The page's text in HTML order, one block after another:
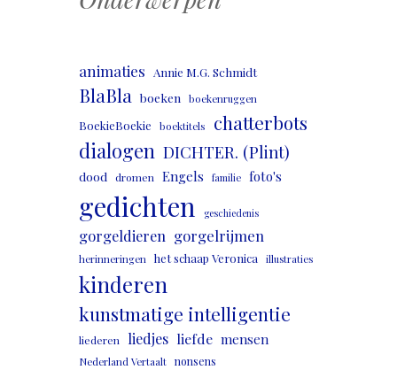
animaties Annie M.G. Schmidt
BlaBla boeken boekenruggen
BoekieBoekie boektitels chatterbots
dialogen DICHTER. (Plint)
dood dromen Engels familie foto's
gedichten geschiedenis
gorgeldieren gorgelrijmen
herinneringen het schaap Veronica illustraties
kinderen
kunstmatige intelligentie
liederen liedjes liefde mensen
Nederland Vertaalt nonsens